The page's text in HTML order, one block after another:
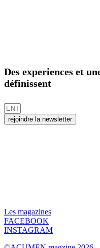
Des experiences et
définissent
rejoindre la newsletter
Les magazines
FACEBOOK
INSTAGRAM